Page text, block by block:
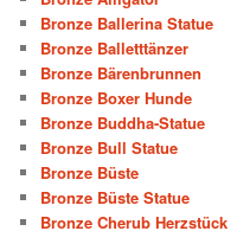
Bronze Ballerina Statue
Bronze Balletttänzer
Bronze Bärenbrunnen
Bronze Boxer Hunde
Bronze Buddha-Statue
Bronze Bull Statue
Bronze Büste
Bronze Büste Statue
Bronze Cherub Herzstück